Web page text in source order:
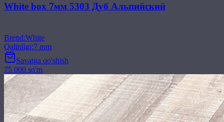
White box 7мм 5303 Дуб Альпийский
Brend:White
Qalinligi:7 mm
Savatga qo'shish
75 000 so'm